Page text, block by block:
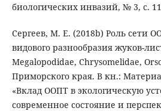
биологических инвазий, № 3, с.
Сергеев, M. E. (2018b) Роль сети
видового разнообразия жуков-
Megalopodidae, Chrysomelidae,
Приморского края. В кн.:
«Вклад ООПТ в экологическую
современное состояние и